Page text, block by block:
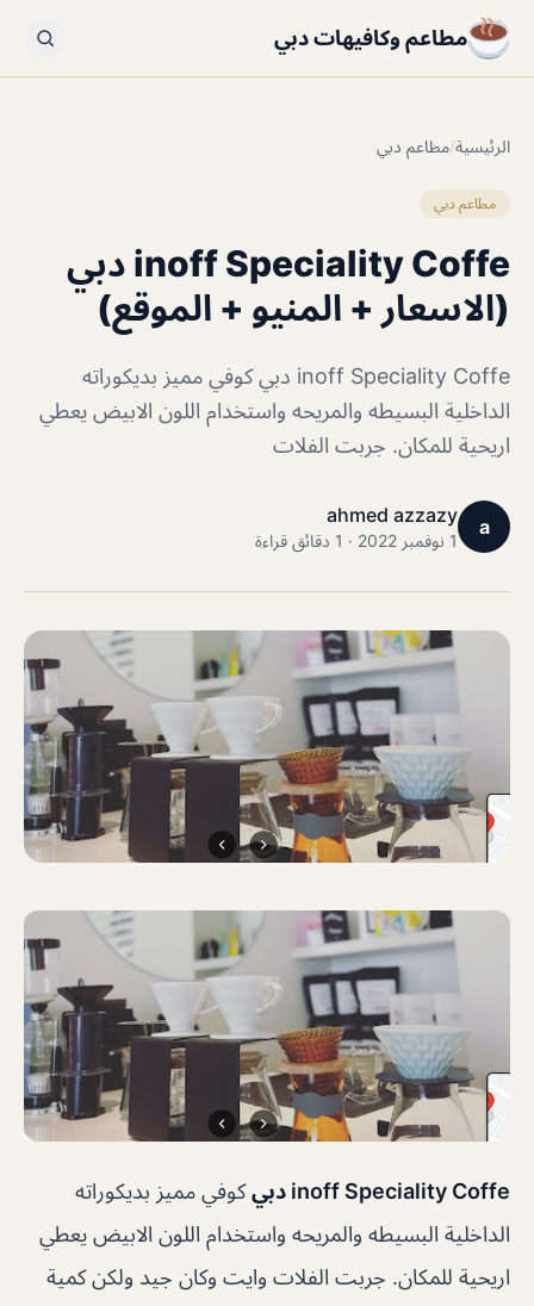
مطاعم وكافيهات دبي
الرئيسية/مطاعم دبي
مطاعم دبي
inoff Speciality Coffe دبي
(الاسعار + المنيو + الموقع)
inoff Speciality Coffe دبي كوفي مميز بديكوراته
الداخلية البسيطه والمريحه واستخدام اللون الابيض يعطي
اريحية للمكان. جربت الفلات
a
ahmed azzazy
1 نوفمبر 2022 · 1 دقائق قراءة
inoff Speciality Coffe دبي
كوفي مميز بديكوراته
الداخلية البسيطه والمريحه واستخدام اللون الابيض يعطي
اريحية للمكان. جربت الفلات وايت وكان جيد ولكن كمية